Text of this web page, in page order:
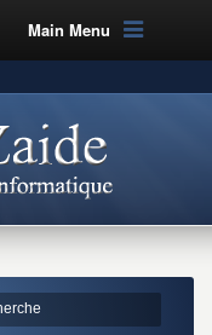
Main Menu